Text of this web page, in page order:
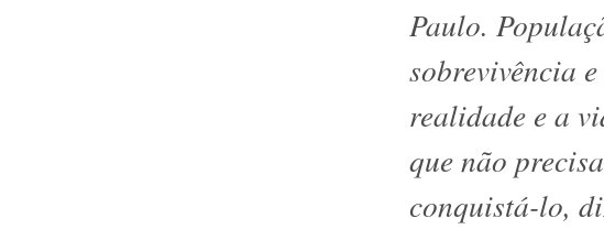
Paulo.
sobrevivência
realidade e a
que não
conquistá-lo,